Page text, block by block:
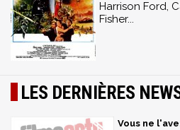
Harrison Ford,
Fisher...
LES DERNIÈRES
Vous ne